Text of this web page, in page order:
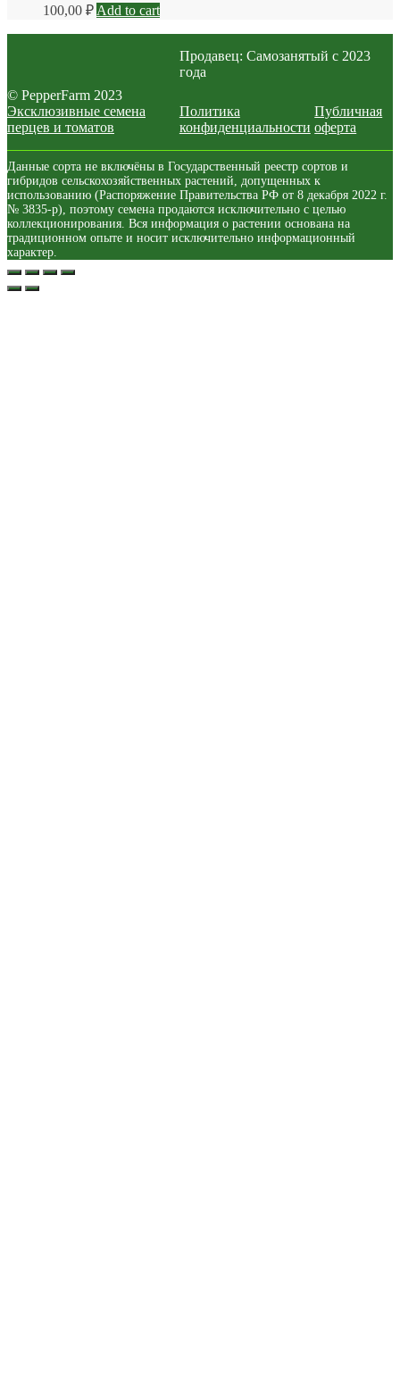
100,00 ₽ Add to cart
© PepperFarm 2023
Эксклюзивные семена
перцев и томатов
Продавец: Самозанятый с 2023
года
Политика
конфиденциальности
Публичная
оферта
Данные сорта не включёны в Государственный реестр сортов и
гибридов сельскохозяйственных растений, допущенных к
использованию (Распоряжение Правительства РФ от 8 декабря 2022 г.
№ 3835-р), поэтому семена продаются исключительно с целью
коллекционирования. Вся информация о растении основана на
традиционном опыте и носит исключительно информационный
характер.